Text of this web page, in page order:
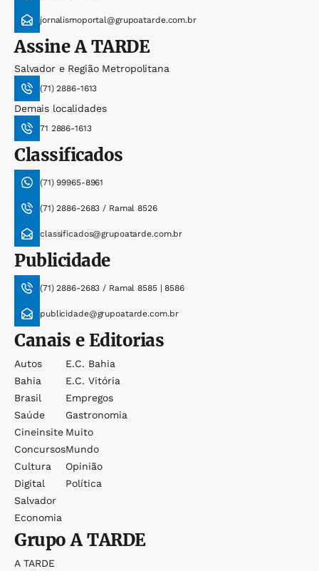
jornalismoportal@grupoatarde.com.br
AssineA TARDE
Salvador e Região Metropolitana
(71) 2886-1613
Demais localidades
71 2886-1613
Classificados
(71) 99965-8961
(71) 2886-2683 / Ramal 8526
classificados@grupoatarde.com.br
Publicidade
(71) 2886-2683 / Ramal 8585 | 8586
publicidade@grupoatarde.com.br
Canais e Editorias
Autos
Bahia
Brasil
Saúde
Cineinsite
Concursos
Cultura
Digital
Salvador
Economia
E.c. Bahia
E.c. Vitória
Empregos
Gastronomia
Muito
Mundo
Opinião
Política
GrupoA TARDE
A TARDE